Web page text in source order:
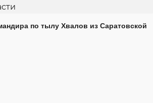
по тылу Хвалов из Саратовской